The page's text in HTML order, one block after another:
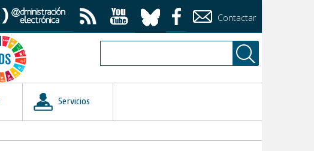
Contactar
Servicios